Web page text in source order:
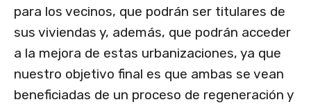
para los vecinos, que podrán ser titulares de
sus viviendas y, además, que podrán acceder
a la mejora de estas urbanizaciones, ya que
nuestro objetivo final es que ambas se vean
beneficiadas de un proceso de regeneración y